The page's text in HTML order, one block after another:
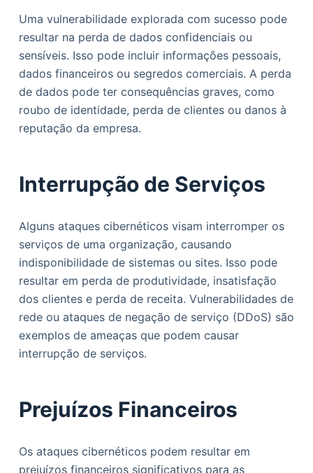
Uma vulnerabilidade explorada com sucesso pode
resultar na perda de dados confidenciais ou
sensíveis. Isso pode incluir informações pessoais,
dados financeiros ou segredos comerciais. A perda
de dados pode ter consequências graves, como
roubo de identidade, perda de clientes ou danos à
reputação da empresa.
Interrupção de Serviços
Alguns ataques cibernéticos visam interromper os
serviços de uma organização, causando
indisponibilidade de sistemas ou sites. Isso pode
resultar em perda de produtividade, insatisfação
dos clientes e perda de receita. Vulnerabilidades de
rede ou ataques de negação de serviço (DDoS) são
exemplos de ameaças que podem causar
interrupção de serviços.
Prejuízos Financeiros
Os ataques cibernéticos podem resultar em
prejuízos financeiros significativos para as